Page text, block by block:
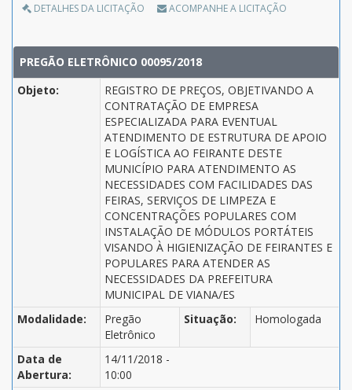
DETALHES DA LICITAÇÃO ACOMPANHE A LICITAÇÃO
PREGÃO ELETRÔNICO 00095/2018
Objeto:
REGISTRO DE PREÇOS, OBJETIVANDO A
CONTRATAÇÃO DE EMPRESA
ESPECIALIZADA PARA EVENTUAL
ATENDIMENTO DE ESTRUTURA DE APOIO
E LOGÍSTICA AO FEIRANTE DESTE
MUNICÍPIO PARA ATENDIMENTO AS
NECESSIDADES COM FACILIDADES DAS
FEIRAS, SERVIÇOS DE LIMPEZA E
CONCENTRAÇÕES POPULARES COM
INSTALAÇÃO DE MÓDULOS PORTÁTEIS
VISANDO À HIGIENIZAÇÃO DE FEIRANTES E
POPULARES PARA ATENDER AS
NECESSIDADES DA PREFEITURA
MUNICIPAL DE VIANA/ES
Modalidade:
Pregão
Eletrônico
Situação: Homologada
Data de
Abertura:
14/11/2018 -
10:00